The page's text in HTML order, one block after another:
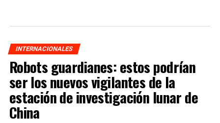
INTERNACIONALES
Robots guardianes: estos podrían
ser los nuevos vigilantes de la
estación de investigación lunar de
China